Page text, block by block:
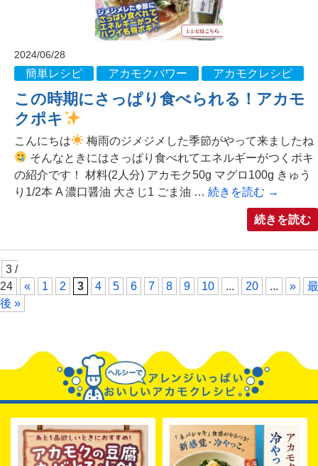
2024/06/28
簡単レシピ アカモクパワー アカモクレシピ
この時期にさっぱり食べられる！アカモ
クポキ
こんにちは
梅雨のジメジメした季節がやって来ましたね
そんなときにはさっぱり食べれてエネルギーがつくポキ
の紹介です！ 材料(2人分) アカモク50g マグロ100g きゅう
り1/2本 A 濃口醤油 大さじ1 ごま油 … 続きを読む →
続きを読む
3 /
24
« 1 2 3 4 5 6 7 8 9 10 ... 20 ... »
最
後 »